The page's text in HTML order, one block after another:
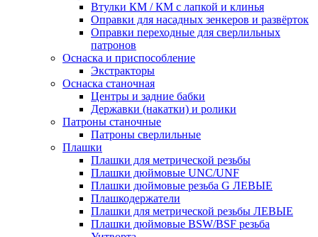
Втулки КМ / КМ с лапкой и клинья
Оправки для насадных зенкеров и развёрток
Оправки переходные для сверлильных
патронов
Оснаска и приспособление
Экстракторы
Оснаска станочная
Центры и задние бабки
Державки (накатки) и ролики
Патроны станочные
Патроны сверлильные
Плашки
Плашки для метрической резьбы
Плашки дюймовые UNC/UNF
Плашки дюймовые резьба G ЛЕВЫЕ
Плашкодержатели
Плашки для метрической резьбы ЛЕВЫЕ
Плашки дюймовые BSW/BSF резьба